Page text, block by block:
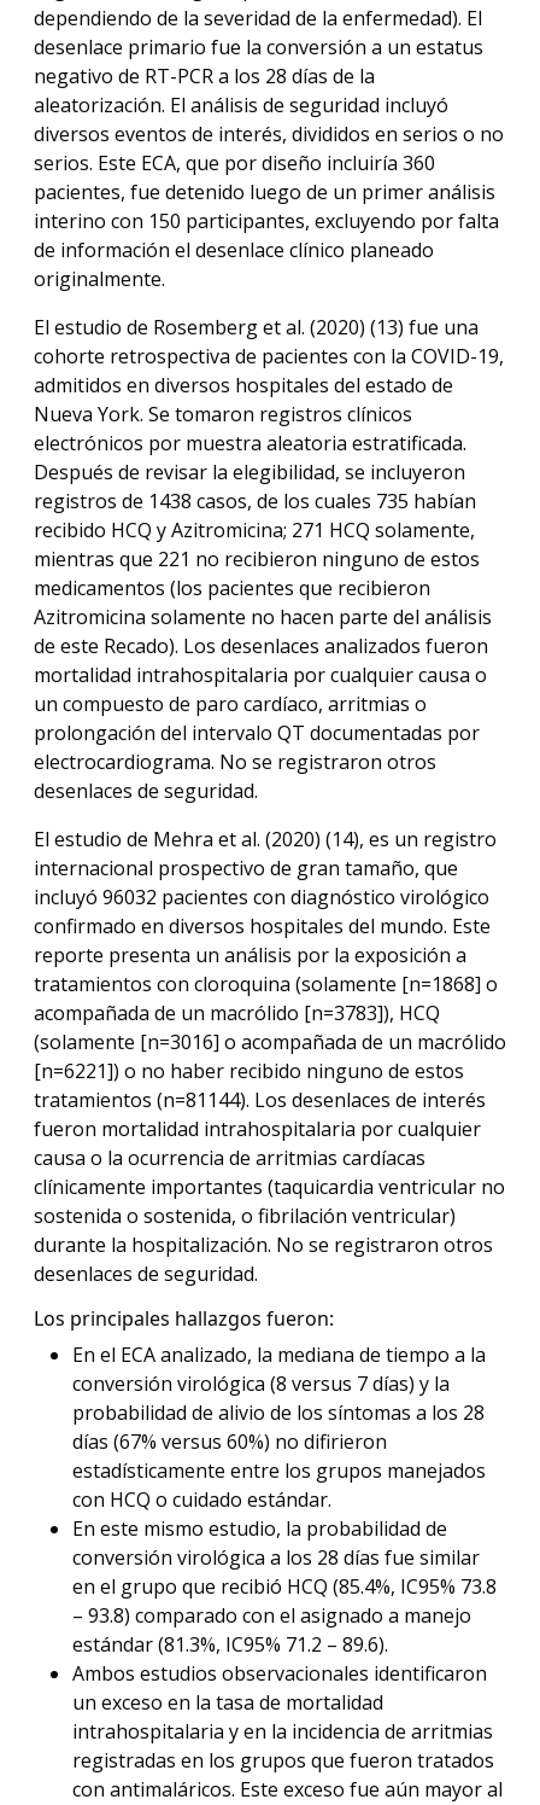
dependiendo de la severidad de la enfermedad). El
desenlace primario fue la conversión a un estatus
negativo de RT-PCR a los 28 días de la
aleatorización. El análisis de seguridad incluyó
diversos eventos de interés, divididos en serios o no
serios. Este ECA, que por diseño incluiría 360
pacientes, fue detenido luego de un primer análisis
interino con 150 participantes, excluyendo por falta
de información el desenlace clínico planeado
originalmente.
El estudio de Rosemberg et al. (2020) (13) fue una
cohorte retrospectiva de pacientes con la COVID-19,
admitidos en diversos hospitales del estado de
Nueva York. Se tomaron registros clínicos
electrónicos por muestra aleatoria estratificada.
Después de revisar la elegibilidad, se incluyeron
registros de 1438 casos, de los cuales 735 habían
recibido HCQ y Azitromicina; 271 HCQ solamente,
mientras que 221 no recibieron ninguno de estos
medicamentos (los pacientes que recibieron
Azitromicina solamente no hacen parte del análisis
de este Recado). Los desenlaces analizados fueron
mortalidad intrahospitalaria por cualquier causa o
un compuesto de paro cardíaco, arritmias o
prolongación del intervalo QT documentadas por
electrocardiograma. No se registraron otros
desenlaces de seguridad.
El estudio de Mehra et al. (2020) (14), es un registro
internacional prospectivo de gran tamaño, que
incluyó 96032 pacientes con diagnóstico virológico
confirmado en diversos hospitales del mundo. Este
reporte presenta un análisis por la exposición a
tratamientos con cloroquina (solamente [n=1868] o
acompañada de un macrólido [n=3783]), HCQ
(solamente [n=3016] o acompañada de un macrólido
[n=6221]) o no haber recibido ninguno de estos
tratamientos (n=81144). Los desenlaces de interés
fueron mortalidad intrahospitalaria por cualquier
causa o la ocurrencia de arritmias cardíacas
clínicamente importantes (taquicardia ventricular no
sostenida o sostenida, o fibrilación ventricular)
durante la hospitalización. No se registraron otros
desenlaces de seguridad.
Los principales hallazgos fueron:
En el ECA analizado, la mediana de tiempo a la
conversión virológica (8 versus 7 días) y la
probabilidad de alivio de los síntomas a los 28
días (67% versus 60%) no difirieron
estadísticamente entre los grupos manejados
con HCQ o cuidado estándar.
En este mismo estudio, la probabilidad de
conversión virológica a los 28 días fue similar
en el grupo que recibió HCQ (85.4%, IC95% 73.8
– 93.8) comparado con el asignado a manejo
estándar (81.3%, IC95% 71.2 – 89.6).
Ambos estudios observacionales identificaron
un exceso en la tasa de mortalidad
intrahospitalaria y en la incidencia de arritmias
registradas en los grupos que fueron tratados
con antimaláricos. Este exceso fue aún mayor al